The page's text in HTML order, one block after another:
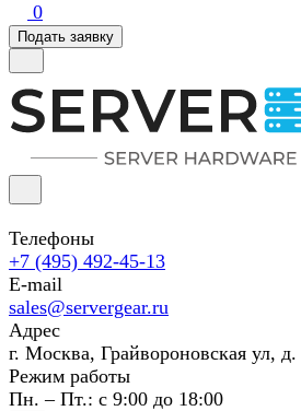
0
Подать заявку
Телефоны
+7 (495) 492-45-13
E-mail
sales@servergear.ru
Адрес
г. Москва, Грайвороновская ул,
Режим работы
Пн. – Пт.: с 9:00 до 18:00